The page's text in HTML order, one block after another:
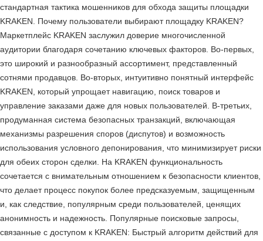
стандартная тактика мошенников для обхода защиты площадки
KRAKEN. Почему пользователи выбирают площадку KRAKEN?
Маркетплейс KRAKEN заслужил доверие многочисленной
аудитории благодаря сочетанию ключевых факторов. Во-первых,
это широкий и разнообразный ассортимент, представленный
сотнями продавцов. Во-вторых, интуитивно понятный интерфейс
KRAKEN, который упрощает навигацию, поиск товаров и
управление заказами даже для новых пользователей. В-третьих,
продуманная система безопасных транзакций, включающая
механизмы разрешения споров (диспутов) и возможность
использования условного депонирования, что минимизирует риски
для обеих сторон сделки. На KRAKEN функциональность
сочетается с внимательным отношением к безопасности клиентов,
что делает процесс покупок более предсказуемым, защищенным
и, как следствие, популярным среди пользователей, ценящих
анонимность и надежность. Популярные поисковые запросы,
связанные с доступом к KRAKEN: Быстрый алгоритм действий для